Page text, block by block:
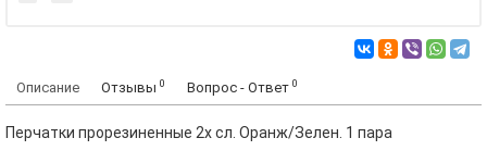
Описание Отзывы 0 Вопрос - Ответ 0
Перчатки прорезиненные 2х сл. Оранж/Зелен. 1 пара